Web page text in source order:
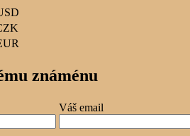
známénu
Váš email